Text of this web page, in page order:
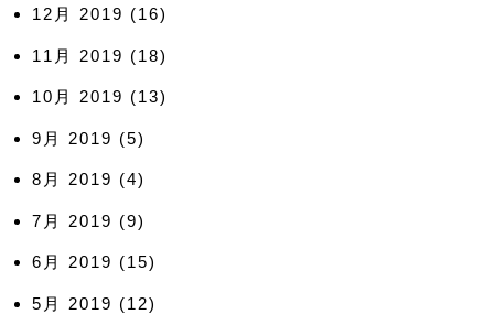
12月 2019 (16)
11月 2019 (18)
10月 2019 (13)
9月 2019 (5)
8月 2019 (4)
7月 2019 (9)
6月 2019 (15)
5月 2019 (12)